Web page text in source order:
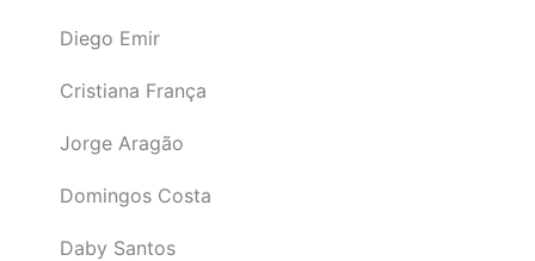
Diego Emir
Cristiana França
Jorge Aragão
Domingos Costa
Daby Santos